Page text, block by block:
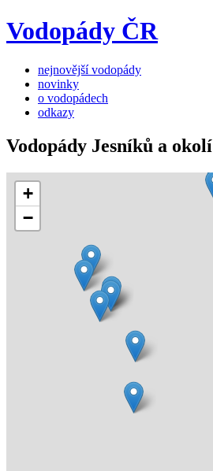
Vodopády ČR
nejnovější vodopády
novinky
o vodopádech
odkazy
Vodopády Jesníků a okolí
+
−